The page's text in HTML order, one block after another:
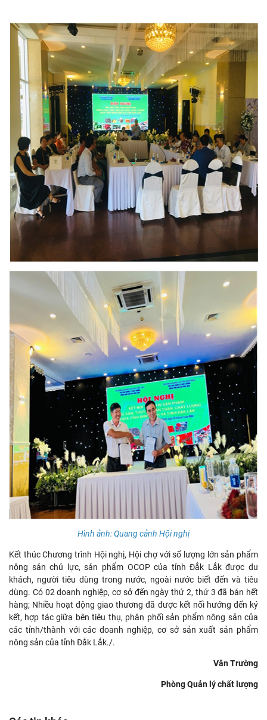
Hình ảnh: Quang cảnh Hội nghị
Kết thúc Chương trình Hội nghị, Hội chợ với số lượng lớn sản phẩm
nông sản chủ lực, sản phẩm OCOP của tỉnh Đắk Lắk được du
khách, người tiêu dùng trong nước, ngoài nước biết đến và tiêu
dùng. Có 02 doanh nghiệp, cơ sở đến ngày thứ 2, thứ 3 đã bán hết
hàng; Nhiều hoạt động giao thương đã được kết nối hướng đến ký
kết, hợp tác giữa bên tiêu thụ, phân phối sản phẩm nông sản của
các tỉnh/thành với các doanh nghiệp, cơ sở sản xuất sản phẩm
nông sản của tỉnh Đắk Lắk./.
Văn Trường
Phòng Quản lý chất lượng